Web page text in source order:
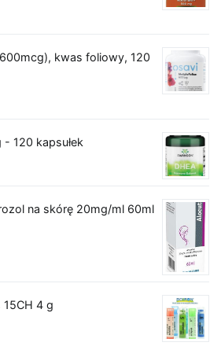
kwas foliowy, 120
120 kapsułek
na skórę 20mg/ml 60ml
15CH 4 g